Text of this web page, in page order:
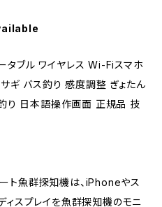
ブル ワイヤレス Wi-Fiスマホ
ギ バス釣り 感度調整 ぎょたん
り 日本語操作画面 正規品 技
ト魚群探知機は、iPhoneやス
ィスプレイを魚群探知機のモニ